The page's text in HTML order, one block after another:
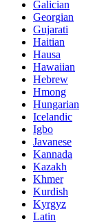
Galician
Georgian
Gujarati
Haitian
Hausa
Hawaiian
Hebrew
Hmong
Hungarian
Icelandic
Igbo
Javanese
Kannada
Kazakh
Khmer
Kurdish
Kyrgyz
Latin